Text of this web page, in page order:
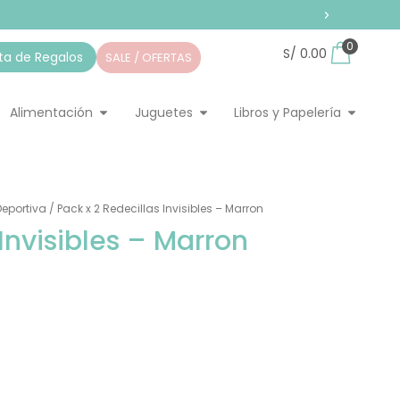
de Regalos SALE / OFERTAS S/ 0.00 0
Home
Alimentación Abrir Alimentación
Juguetes Abrir Juguetes
Libros y Papelería Abrir
/ Pack x 2 Redecillas Invisibles – Marron
– Marron